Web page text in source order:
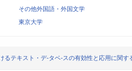
その他外国語・外国文学
東京大学
るテキスト・デ-タベ-スの有効性と応用に関す